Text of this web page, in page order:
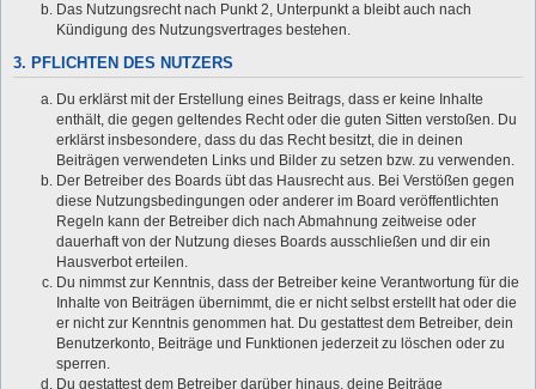
Das Nutzungsrecht nach Punkt 2, Unterpunkt a bleibt auch nach
Kündigung des Nutzungsvertrages bestehen.
3. PFLICHTEN DES NUTZERS
Du erklärst mit der Erstellung eines Beitrags, dass er keine Inhalte
enthält, die gegen geltendes Recht oder die guten Sitten verstoßen. Du
erklärst insbesondere, dass du das Recht besitzt, die in deinen
Beiträgen verwendeten Links und Bilder zu setzen bzw. zu verwenden.
Der Betreiber des Boards übt das Hausrecht aus. Bei Verstößen gegen
diese Nutzungsbedingungen oder anderer im Board veröffentlichten
Regeln kann der Betreiber dich nach Abmahnung zeitweise oder
dauerhaft von der Nutzung dieses Boards ausschließen und dir ein
Hausverbot erteilen.
Du nimmst zur Kenntnis, dass der Betreiber keine Verantwortung für die
Inhalte von Beiträgen übernimmt, die er nicht selbst erstellt hat oder die
er nicht zur Kenntnis genommen hat. Du gestattest dem Betreiber, dein
Benutzerkonto, Beiträge und Funktionen jederzeit zu löschen oder zu
sperren.
Du gestattest dem Betreiber darüber hinaus, deine Beiträge